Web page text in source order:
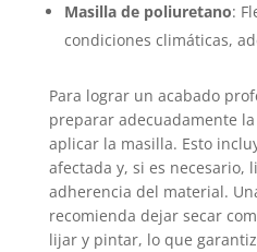
Masilla de poliuretano:
condiciones climáticas,
Para lograr un acabado
preparar adecuadamente
aplicar la masilla. Esto
afectada y, si es necesario,
adherencia del material.
recomienda dejar secar
lijar y pintar, lo que